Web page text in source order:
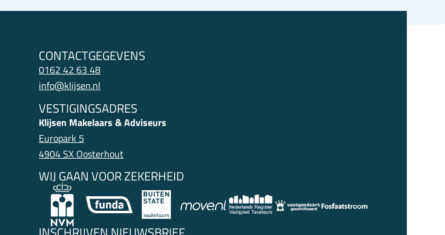
CONTACTGEGEVENS
0162 42 63 48
info@klijsen.nl
VESTIGINGSADRES
Klijsen Makelaars & Adviseurs
Europark 5
4904 SX Oosterhout
WIJ GAAN VOOR ZEKERHEID